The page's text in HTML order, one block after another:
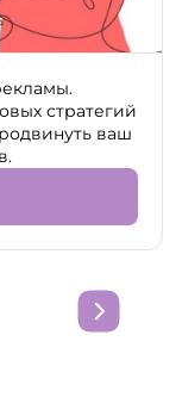
стратегий
ваш